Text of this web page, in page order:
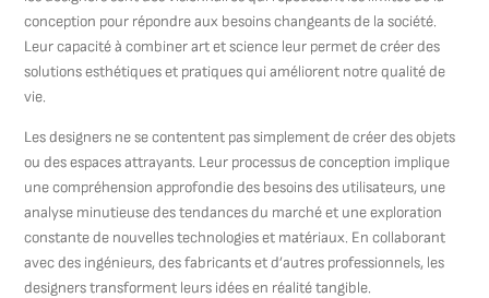
conception pour répondre aux besoins changeants de la société.
Leur capacité à combiner art et science leur permet de créer des
solutions esthétiques et pratiques qui améliorent notre qualité de
vie.
Les designers ne se contentent pas simplement de créer des objets
ou des espaces attrayants. Leur processus de conception implique
une compréhension approfondie des besoins des utilisateurs, une
analyse minutieuse des tendances du marché et une exploration
constante de nouvelles technologies et matériaux. En collaborant
avec des ingénieurs, des fabricants et d’autres professionnels, les
designers transforment leurs idées en réalité tangible.